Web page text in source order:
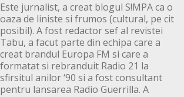
Este jurnalist, a creat blogul S!MPA ca o
oaza de liniste si frumos (cultural, pe cit
posibil). A fost redactor sef al revistei
Tabu, a facut parte din echipa care a
creat brandul Europa FM si care a
formatat si rebranduit Radio 21 la
sfirsitul anilor ‘90 si a fost consultant
pentru lansarea Radio Guerrilla. A